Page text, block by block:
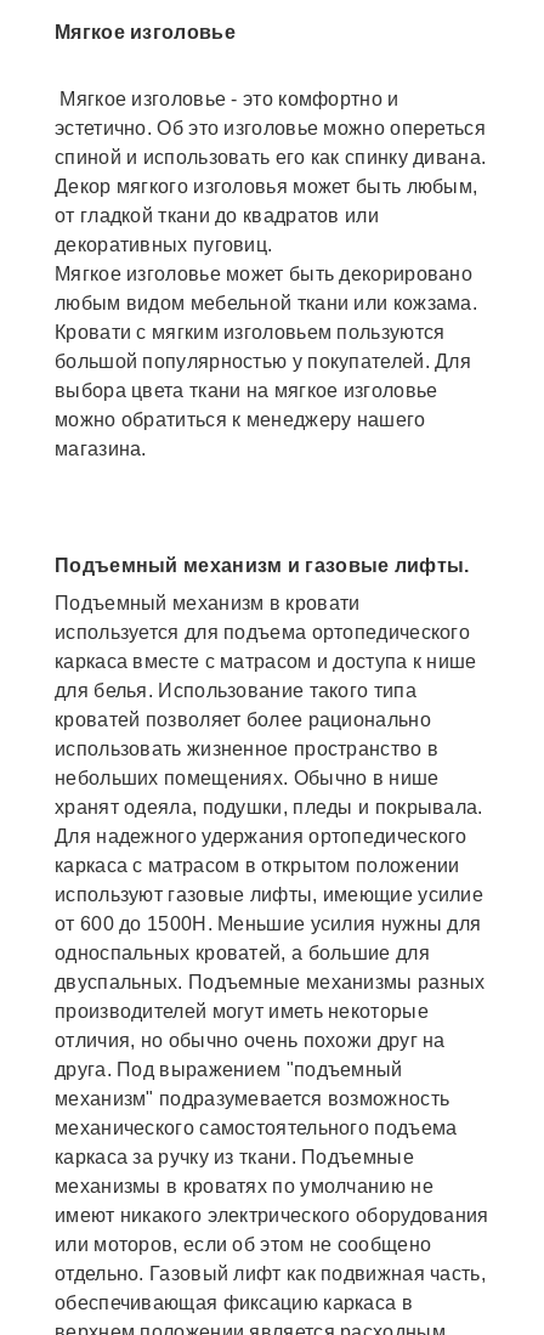
Мягкое изголовье
Мягкое изголовье - это комфортно и
эстетично. Об это изголовье можно опереться
спиной и использовать его как спинку дивана.
Декор мягкого изголовья может быть любым,
от гладкой ткани до квадратов или
декоративных пуговиц.
Мягкое изголовье может быть декорировано
любым видом мебельной ткани или кожзама.
Кровати с мягким изголовьем пользуются
большой популярностью у покупателей. Для
выбора цвета ткани на мягкое изголовье
можно обратиться к менеджеру нашего
магазина.
Подъемный механизм и газовые лифты.
Подъемный механизм в кровати
используется для подъема ортопедического
каркаса вместе с матрасом и доступа к нише
для белья. Использование такого типа
кроватей позволяет более рационально
использовать жизненное пространство в
небольших помещениях. Обычно в нише
хранят одеяла, подушки, пледы и покрывала.
Для надежного удержания ортопедического
каркаса с матрасом в открытом положении
используют газовые лифты, имеющие усилие
от 600 до 1500Н. Меньшие усилия нужны для
односпальных кроватей, а большие для
двуспальных. Подъемные механизмы разных
производителей могут иметь некоторые
отличия, но обычно очень похожи друг на
друга. Под выражением "подъемный
механизм" подразумевается возможность
механического самостоятельного подъема
каркаса за ручку из ткани. Подъемные
механизмы в кроватях по умолчанию не
имеют никакого электрического оборудования
или моторов, если об этом не сообщено
отдельно. Газовый лифт как подвижная часть,
обеспечивающая фиксацию каркаса в